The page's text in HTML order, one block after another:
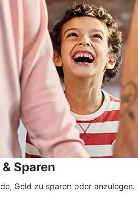
Sparen
Geld zu sparen oder anzulegen.